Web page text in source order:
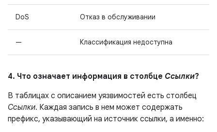
DoS Отказ в обслуживании
— Классификация недоступна
4. Что означает информация в столбце Ссылки?
В таблицах с описанием уязвимостей есть столбец
Ссылки. Каждая запись в нем может содержать
префикс, указывающий на источник ссылки, а именно: